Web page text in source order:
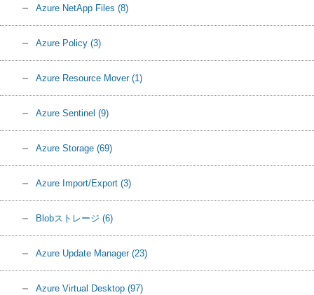
Azure NetApp Files (8)
Azure Policy (3)
Azure Resource Mover (1)
Azure Sentinel (9)
Azure Storage (69)
Azure Import/Export (3)
Blobストレージ (6)
Azure Update Manager (23)
Azure Virtual Desktop (97)